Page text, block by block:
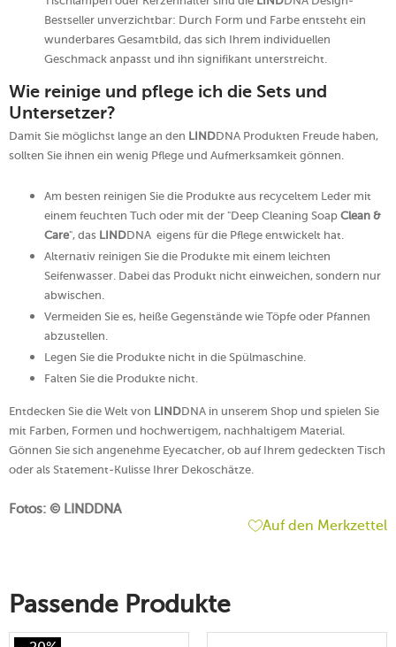
Bestseller unverzichtbar: Durch Form und Farbe entsteht ein
wunderbares Gesamtbild, das sich Ihrem individuellen
Geschmack anpasst und ihn signifikant unterstreicht.
Wie reinige und pflege ich die Sets und
Untersetzer?
Damit Sie möglichst lange an den LINDDNA Produkten Freude haben,
sollten Sie ihnen ein wenig Pflege und Aufmerksamkeit gönnen.
Am besten reinigen Sie die Produkte aus recyceltem Leder mit
einem feuchten Tuch oder mit der "Deep Cleaning Soap Clean &
Care", das LINDDNA eigens für die Pflege entwickelt hat.
Alternativ reinigen Sie die Produkte mit einem leichten
Seifenwasser. Dabei das Produkt nicht einweichen, sondern nur
abwischen.
Vermeiden Sie es, heiße Gegenstände wie Töpfe oder Pfannen
abzustellen.
Legen Sie die Produkte nicht in die Spülmaschine.
Falten Sie die Produkte nicht.
Entdecken Sie die Welt von LINDDNA in unserem Shop und spielen Sie
mit Farben, Formen und hochwertigem, nachhaltigem Material.
Gönnen Sie sich angenehme Eyecatcher, ob auf Ihrem gedeckten Tisch
oder als Statement-Kulisse Ihrer Dekoschätze.
Fotos: © LINDDNA
Auf den Merkzettel
Passende Produkte